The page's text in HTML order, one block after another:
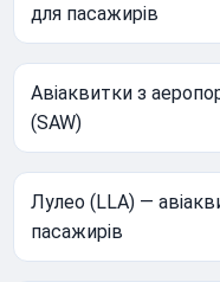
для пасажирів
Авіаквитки з
(SAW)
Лулео (LLA) —
пасажирів